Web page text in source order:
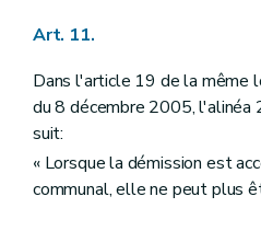
Art. 11.
Dans l'article 19 de la même
du 8 décembre 2005, l'alinéa
suit:
« Lorsque la démission est
communal, elle ne peut plus